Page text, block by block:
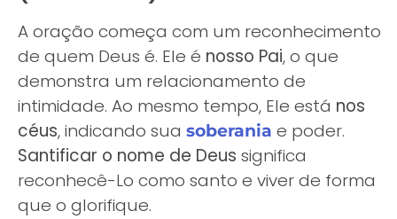
A oração começa com um reconhecimento
de quem Deus é. Ele é nosso Pai, o que
demonstra um relacionamento de
intimidade. Ao mesmo tempo, Ele está nos
céus, indicando sua soberania e poder.
Santificar o nome de Deus significa
reconhecê-Lo como santo e viver de forma
que o glorifique.